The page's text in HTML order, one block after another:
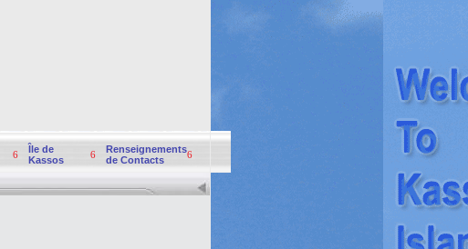
6
Île de
Kassos
6
Renseignements
de Contacts
6